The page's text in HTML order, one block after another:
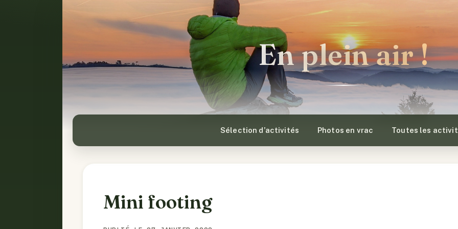
En plein air !
Sélection d’activités Photos en vrac Toutes les
Mini footing